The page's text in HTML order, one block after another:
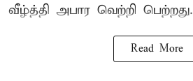
வீழ்த்தி அபார வெற்றி பெற்றது.
Read More